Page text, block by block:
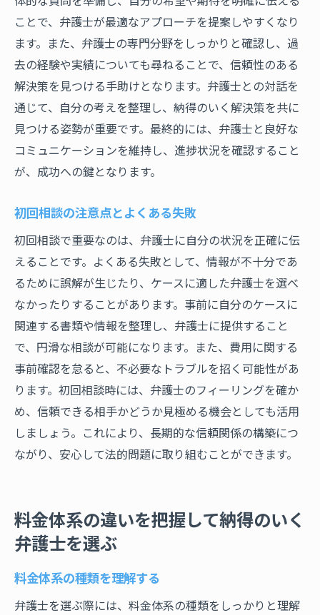
ことで、弁護士が最適なアプローチを提案しやすくなり
ます。また、弁護士の専門分野をしっかりと確認し、過
去の経験や実績についても尋ねることで、信頼性のある
解決策を見つける手助けとなります。弁護士との対話を
通じて、自分の考えを整理し、納得のいく解決策を共に
見つける姿勢が重要です。最終的には、弁護士と良好な
コミュニケーションを維持し、進捗状況を確認すること
が、成功への鍵となります。
初回相談の注意点とよくある失敗
初回相談で重要なのは、弁護士に自分の状況を正確に伝
えることです。よくある失敗として、情報が不十分であ
るために誤解が生じたり、ケースに適した弁護士を選べ
なかったりすることがあります。事前に自分のケースに
関連する書類や情報を整理し、弁護士に提供すること
で、円滑な相談が可能になります。また、費用に関する
事前確認を怠ると、不必要なトラブルを招く可能性があ
ります。初回相談時には、弁護士のフィーリングを確か
め、信頼できる相手かどうか見極める機会としても活用
しましょう。これにより、長期的な信頼関係の構築につ
ながり、安心して法的問題に取り組むことができます。
料金体系の違いを把握して納得のいく
弁護士を選ぶ
料金体系の種類を理解する
弁護士を選ぶ際には、料金体系の種類をしっかりと理解